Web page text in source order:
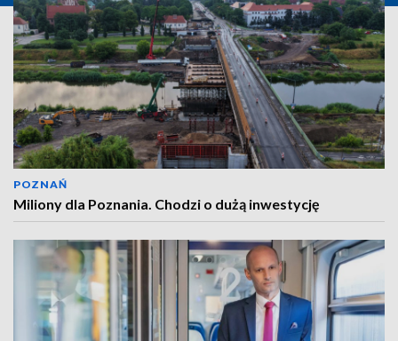
POZNAŃ
Miliony dla Poznania. Chodzi o dużą inwestycję